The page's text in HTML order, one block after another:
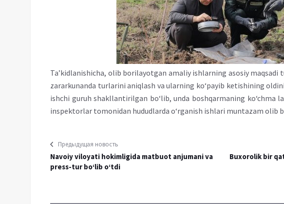
Ta’kidlanishicha, olib borilayotgan amaliy ishlarning asosiy maqsadi
zararkunanda turlarini aniqlash va ularning ko‘payib ketishining
ishchi guruh shakllantirilgan bo‘lib, unda boshqarmaning ko‘chma
inspektorlar tomonidan hududlarda o‘rganish ishlari muntazam olib
Предыдущая новость
Navoiy viloyati hokimligida matbuot anjumani va
press-tur bo‘lib o‘tdi
Buxorolik bir